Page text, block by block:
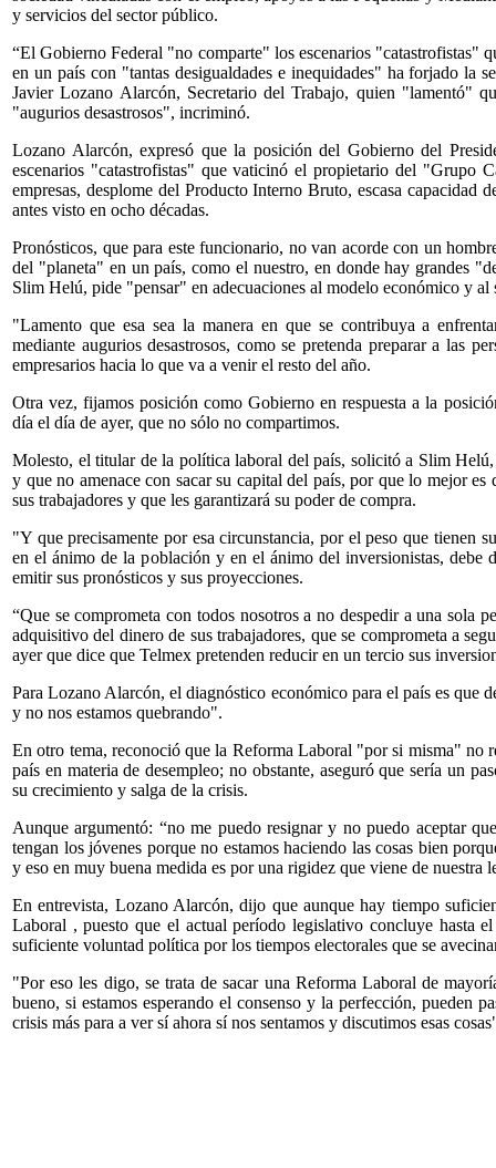
y servicios del sector público.
“El Gobierno Federal "no comparte" los escenarios "catastrofistas"
en un país con "tantas desigualdades e inequidades" ha forjado la
Javier Lozano Alarcón, Secretario del Trabajo, quien "lamentó"
"augurios desastrosos", incriminó.
Lozano Alarcón, expresó que la posición del Gobierno del
escenarios "catastrofistas" que vaticinó el propietario del "Grupo
empresas, desplome del Producto Interno Bruto, escasa capacidad
antes visto en ocho décadas.
Pronósticos, que para este funcionario, no van acorde con un
del "planeta" en un país, como el nuestro, en donde hay grandes
Slim Helú, pide "pensar" en adecuaciones al modelo económico y al
"Lamento que esa sea la manera en que se contribuya a
mediante augurios desastrosos, como se pretenda preparar a las
empresarios hacia lo que va a venir el resto del año.
Otra vez, fijamos posición como Gobierno en respuesta a la
día el día de ayer, que no sólo no compartimos.
Molesto, el titular de la política laboral del país, solicitó a Slim
y que no amenace con sacar su capital del país, por que lo mejor
sus trabajadores y que les garantizará su poder de compra.
"Y que precisamente por esa circunstancia, por el peso que tienen
en el ánimo de la población y en el ánimo del inversionistas, debe
emitir sus pronósticos y sus proyecciones.
“Que se comprometa con todos nosotros a no despedir a una sola
adquisitivo del dinero de sus trabajadores, que se comprometa a
ayer que dice que Telmex pretenden reducir en un tercio sus
Para Lozano Alarcón, el diagnóstico económico para el país es que
y no nos estamos quebrando".
En otro tema, reconoció que la Reforma Laboral "por si misma" no
país en materia de desempleo; no obstante, aseguró que sería un
su crecimiento y salga de la crisis.
Aunque argumentó: “no me puedo resignar y no puedo aceptar
tengan los jóvenes porque no estamos haciendo las cosas bien
y eso en muy buena medida es por una rigidez que viene de nuestra
En entrevista, Lozano Alarcón, dijo que aunque hay tiempo
Laboral , puesto que el actual período legislativo concluye hasta
suficiente voluntad política por los tiempos electorales que se
"Por eso les digo, se trata de sacar una Reforma Laboral de
bueno, si estamos esperando el consenso y la perfección, pueden
crisis más para a ver sí ahora sí nos sentamos y discutimos esas